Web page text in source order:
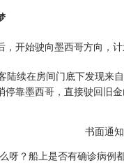
始驶向墨西哥方向，计
续在房间门底下发现来
靠墨西哥，直接驶回旧金
书面通
？船上是否有确诊病例